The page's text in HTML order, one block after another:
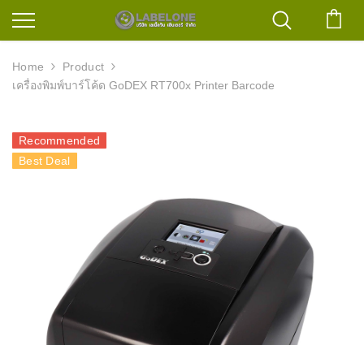
Home
Product
เครื่องพิมพ์บาร์โค้ด GoDEX RT700x Printer Barcode
Recommended
Best Deal